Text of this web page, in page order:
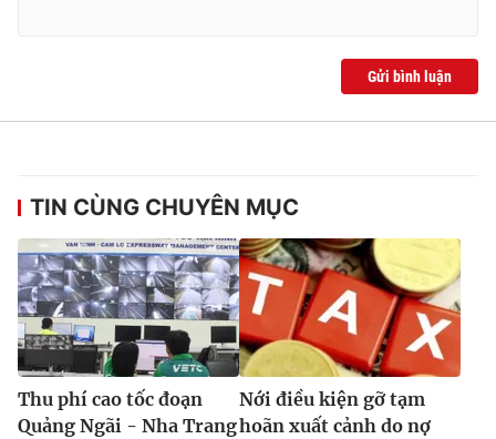
Gửi bình luận
TIN CÙNG CHUYÊN MỤC
Thu phí cao tốc đoạn
Quảng Ngãi - Nha Trang
Nới điều kiện gỡ tạm
hoãn xuất cảnh do nợ